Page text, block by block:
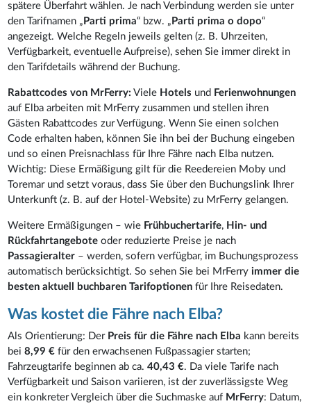
spätere Überfahrt wählen. Je nach Verbindung werden sie unter
den Tarifnamen „ Parti prima“ bzw. „ Parti prima o dopo“
angezeigt. Welche Regeln jeweils gelten (z. B. Uhrzeiten,
Verfügbarkeit, eventuelle Aufpreise), sehen Sie immer direkt in
den Tarifdetails während der Buchung.
Rabattcodes von MrFerry: Viele Hotels und Ferienwohnungen
auf Elba arbeiten mit MrFerry zusammen und stellen ihren
Gästen Rabattcodes zur Verfügung. Wenn Sie einen solchen
Code erhalten haben, können Sie ihn bei der Buchung eingeben
und so einen Preisnachlass für Ihre Fähre nach Elba nutzen.
Wichtig: Diese Ermäßigung gilt für die Reedereien Moby und
Toremar und setzt voraus, dass Sie über den Buchungslink Ihrer
Unterkunft (z. B. auf der Hotel-Website) zu MrFerry gelangen.
Weitere Ermäßigungen – wie Frühbuchertarife, Hin- und
Rückfahrtangeboteoder reduzierte Preise je nach
Passagieralter – werden, sofern verfügbar, im Buchungsprozess
automatisch berücksichtigt. So sehen Sie bei MrFerryimmer die
besten aktuell buchbaren Tarifoptionen für Ihre Reisedaten.
Was kostet die Fähre nach Elba?
Als Orientierung: Der Preis für die Fähre nach Elba kann bereits
bei8,99 € für den erwachsenen Fußpassagier starten;
Fahrzeugtarife beginnen ab ca.40,43 €. Da viele Tarife nach
Verfügbarkeit und Saison variieren, ist der zuverlässigste Weg
ein konkreter Vergleich über die Suchmaske auf MrFerry: Datum,